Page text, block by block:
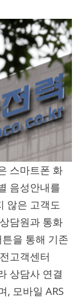
스마트폰 화
음성안내를
않은 고객도
담원과 통화
튼을 통해 기존
고객센터
상담사 연결
, 모바일 ARS